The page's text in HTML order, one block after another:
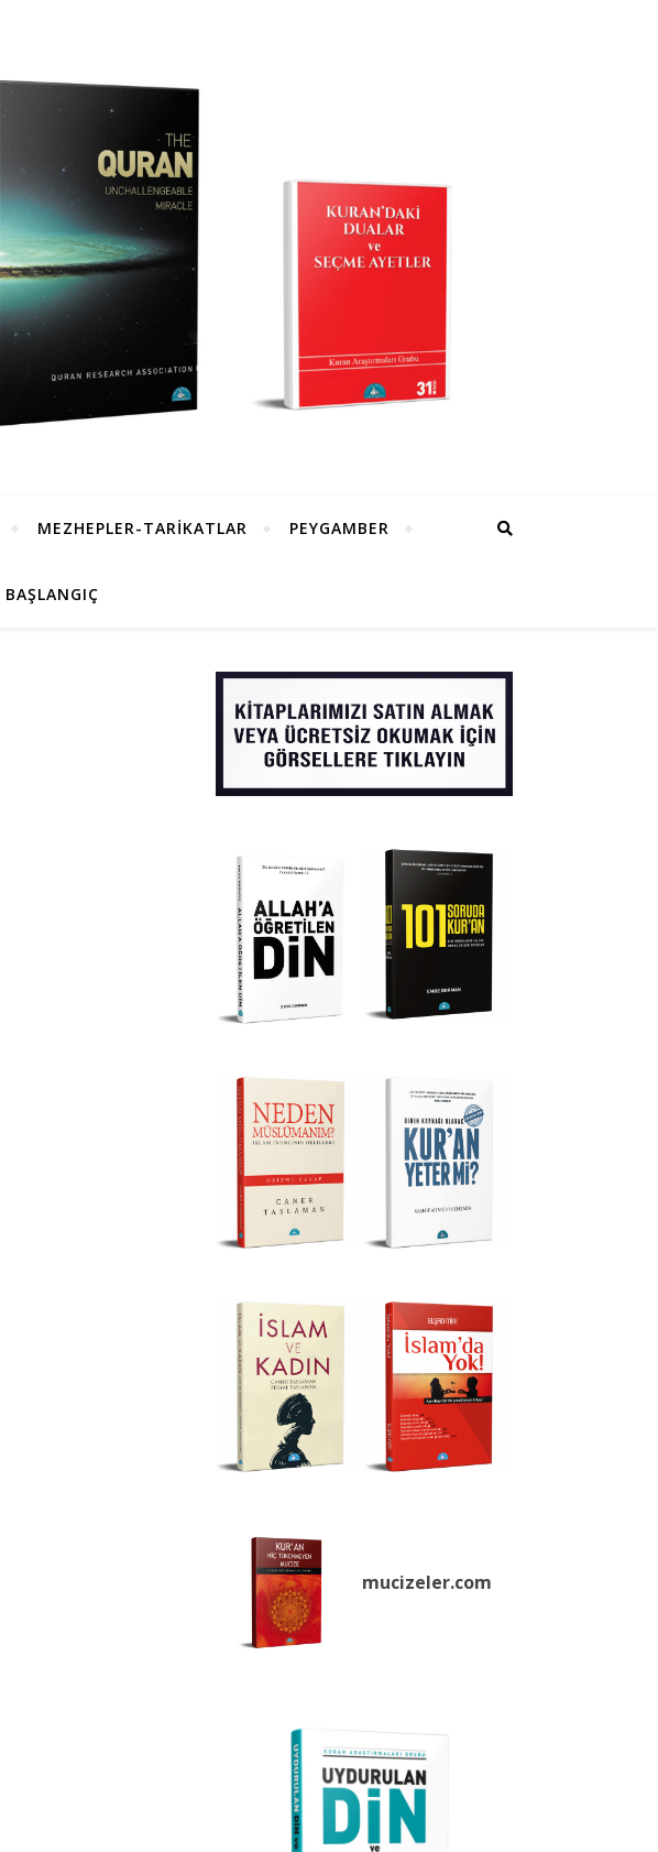
MEZHEPLER-TARİKATLAR PEYGAMBER
BAŞLANGIÇ
mucizeler.com